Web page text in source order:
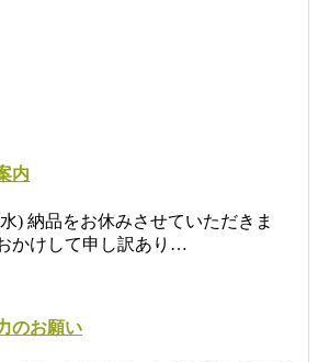
内
) 納品をお休みさせていただきま
かけして申し訳あり…
のお願い